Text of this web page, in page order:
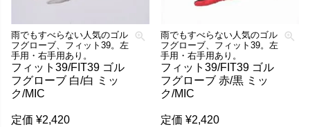
雨でもすべらない人気のゴル
フグローブ、フィット39。左
手用・右手用あり。
フィット39/FIT39 ゴル
フグローブ 白/白 ミッ
ク/MIC
定価 ¥2,420
雨でもすべらない人気のゴル
フグローブ、フィット39。左
手用・右手用あり。
フィット39/FIT39 ゴル
フグローブ 赤/黒 ミッ
ク/MIC
定価 ¥2,420